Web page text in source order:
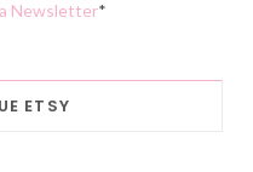
Newsletter*
ETSY